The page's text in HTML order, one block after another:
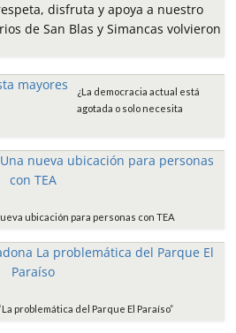
disfruta y apoya a nuestro
de San Blas y Simancas volvieron
¿La democracia actual está
agotada o solo necesita
ubicación para personas con TEA
problemática del Parque El Paraíso”